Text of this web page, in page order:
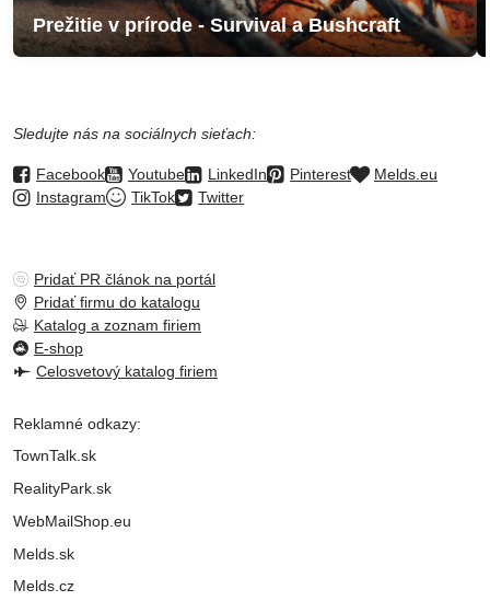
Prežitie v prírode - Survival a Bushcraft
Sledujte nás na sociálnych sieťach:
Facebook Youtube LinkedIn Pinterest
Melds.eu
Instagram
TikTok Twitter
Pridať PR článok na portál
Pridať firmu do katalogu
Katalog a zoznam firiem
E-shop
Celosvetový katalog firiem
Reklamné odkazy:
TownTalk.sk
RealityPark.sk
WebMailShop.eu
Melds.sk
Melds.cz